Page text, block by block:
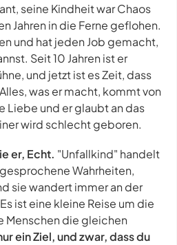
seine Kindheit war Chaos
Jahren in die Ferne geflohen.
und hat jeden Job gemacht,
Seit 10 Jahren ist er
und jetzt ist es Zeit, dass
was er macht, kommt von
Liebe und er glaubt an das
wird schlecht geboren.
er, Echt. "Unfallkind" handelt
Wahrheiten,
sie wandert immer an der
ist eine kleine Reise um die
Menschen die gleichen
ein Ziel, und zwar, dass du